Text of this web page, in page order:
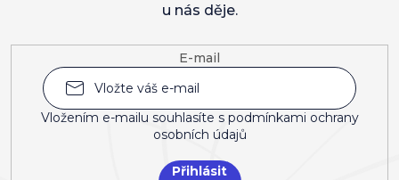
E-mail
Vložením e-mailu souhlasíte s podmínkami ochrany
osobních údajů
Přihlásit
u nás děje.